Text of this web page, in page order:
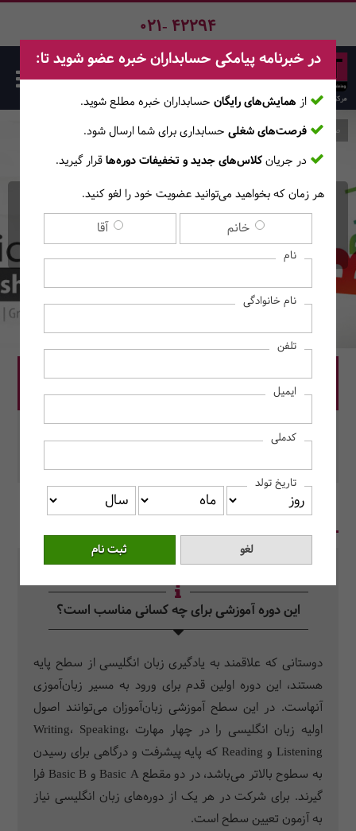
021- 42294
دوره حضوری زبان انگلیسی
عمومی - سطح Basic A
صفحه اصلی دوره‌ها
قیمت دوره: 10,000,000 ریال
در این دوره رزرو کنید.
محل برگزاری: مرکز آموزش حسابداران خبره
در یک نگاه سرفصل دروس سوالات متداول
این دوره آموزشی برای چه کسانی مناسب است؟
دوستانی که علاقمند به یادگیری زبان انگلیسی از سطح پایه
هستند، این دوره اولین قدم برای ورود به مسیر زبان‌آموزی
آنهاست. در این سطح آموزشی زبان‌آموزان می‌توانند اصول
اولیه زبان انگلیسی را در چهار مهارت Writing، Speaking،
Listening و Reading که پایه پیشرفت و درگاهی برای رسیدن
به سطوح بالاتر می‌باشد، در دو مقطع Basic A و Basic B فرا
گیرند. برای شرکت در هر یک از دوره‌های زبان انگلیسی نیاز
به آزمون تعیین سطح است.
در خبرنامه پیامکی حسابداران خبره عضو شوید تا:
از همایش‌های رایگان حسابداران خبره مطلع ‎شوید.
فرصت‌های شغلی حسابداری برای شما ارسال شود.
در جریانکلاس‌های جدید و تخفیفات دوره‌هاقرار گیرید.
هر زمان که بخواهید می‌توانید عضویت خود را لغو کنید.
خانم آقا
نام
نام خانوادگی
تلفن
ایمیل
کدملی
تاریخ تولد